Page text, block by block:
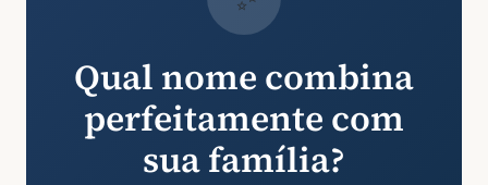
Qual nome combina
perfeitamente com
sua família?